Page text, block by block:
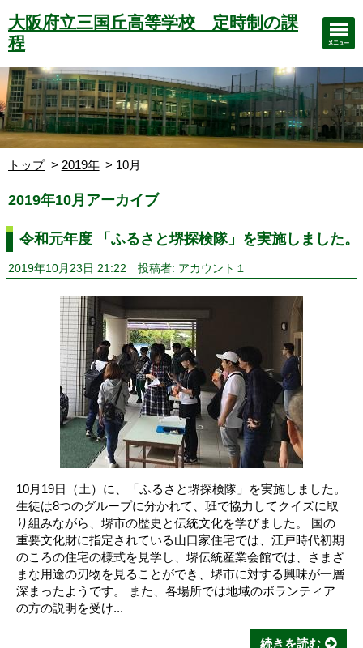
大阪府立三国丘高等学校 定時制の課
程
トップ 2019年 10月
2019年10月アーカイブ
令和元年度 「ふるさと堺探検隊」を実施しました。
2019年10月23日 21:22 投稿者: アカウント１
10月19日（土）に、「ふるさと堺探検隊」を実施しました。
生徒は8つのグループに分かれて、班で協力してクイズに取
り組みながら、堺市の歴史と伝統文化を学びました。 国の
重要文化財に指定されている山口家住宅では、江戸時代初期
のころの住宅の様式を見学し、堺伝統産業会館では、さまざ
まな用途の刃物を見ることができ、堺市に対する興味が一層
深まったようです。 また、各場所では地域のボランティア
の方の説明を受け...
続きを読む